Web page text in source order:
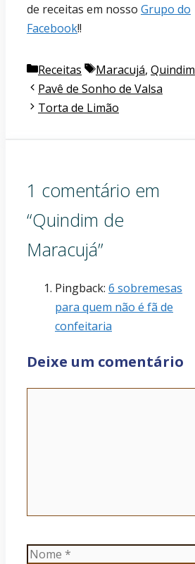
de receitas em nosso Grupo do
Facebook!!
Categorias
Receitas Etiquetas
Maracujá, Quindim
Pavê de Sonho de Valsa
Torta de Limão
1 comentário em
“Quindim de
Maracujá”
Pingback: 6 sobremesas
para quem não é fã de
confeitaria
Deixe um comentário
Nome